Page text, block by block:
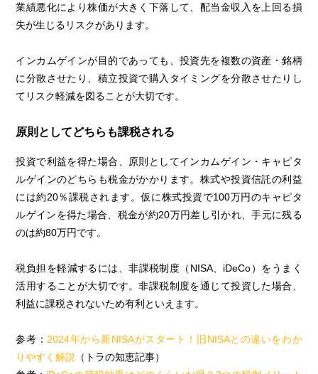
業績悪化により株価が大きく下落して、配当金収入を上回る損
失が生じるリスクがあります。
インカムゲインが目的であっても、投資先を複数の資産・銘柄
に分散させたり、積立投資で購入タイミングを分散させたりし
てリスク軽減を図ることが大切です。
原則としてどちらも課税される
投資で利益を得た場合、原則としてインカムゲイン・キャピタ
ルゲインのどちらも税金がかかります。株式や投資信託の利益
には約20％課税されます。仮に株式投資で100万円のキャピタ
ルゲインを得た場合、税金が約20万円差し引かれ、手元に残る
のは約80万円です。
税負担を軽減するには、非課税制度（NISA、iDeCo）をうまく
活用することが大切です。非課税制度を通じて投資した場合、
利益に課税されないため有利といえます。
参考： 2024年から新NISAがスタート！旧NISAとの違いをわか
りやすく解説
（トラの知恵記事）